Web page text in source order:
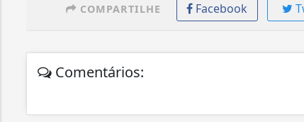
COMPARTILHE Facebook
Comentários: